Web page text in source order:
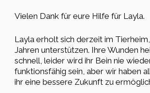
Vielen Dank für eure Hilfe für Layla.
Layla erholt sich derzeit im
Jahren unterstützen. Ihre Wunden
schnell, leider wird ihr Bein nie
funktionsfähig sein, aber wir haben
ihr eine bessere Zukunft zu